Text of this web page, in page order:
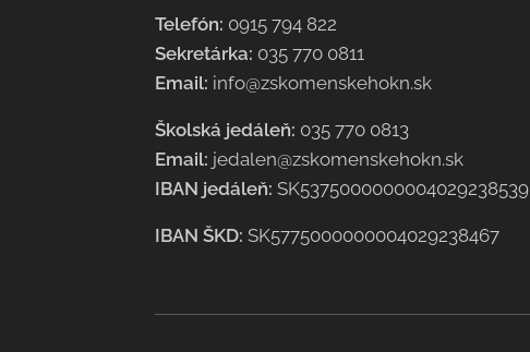
Telefón: 0915 794 822
Sekretárka: 035 770 0811
Email: info@zskomenskehokn.sk
Školská jedáleň: 035 770 0813
Email: jedalen@zskomenskehokn.sk
IBAN jedáleň: SK5375000000004029238539
IBAN ŠKD: SK5775000000004029238467